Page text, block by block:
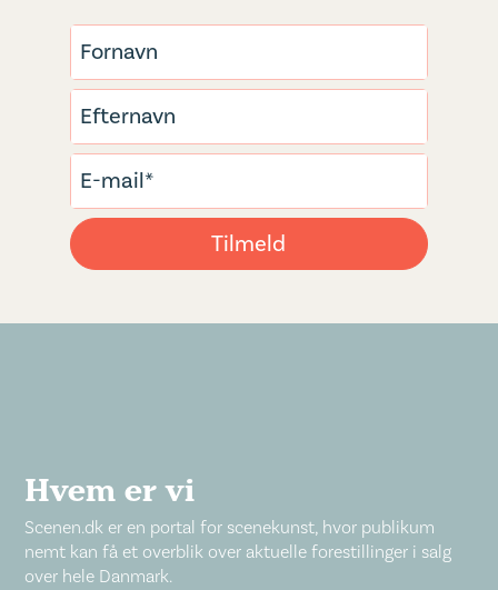
Hvem er vi
Scenen.dk er en portal for scenekunst, hvor publikum
nemt kan få et overblik over aktuelle forestillinger i salg
over hele Danmark.